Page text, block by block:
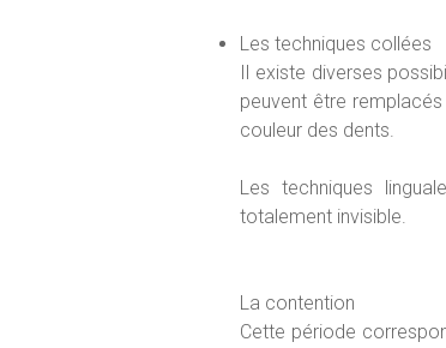
Les techniques collées
Il existe diverses
peuvent être
couleur des dents.
Les techniques
totalement invisible.
La contention
Cette période